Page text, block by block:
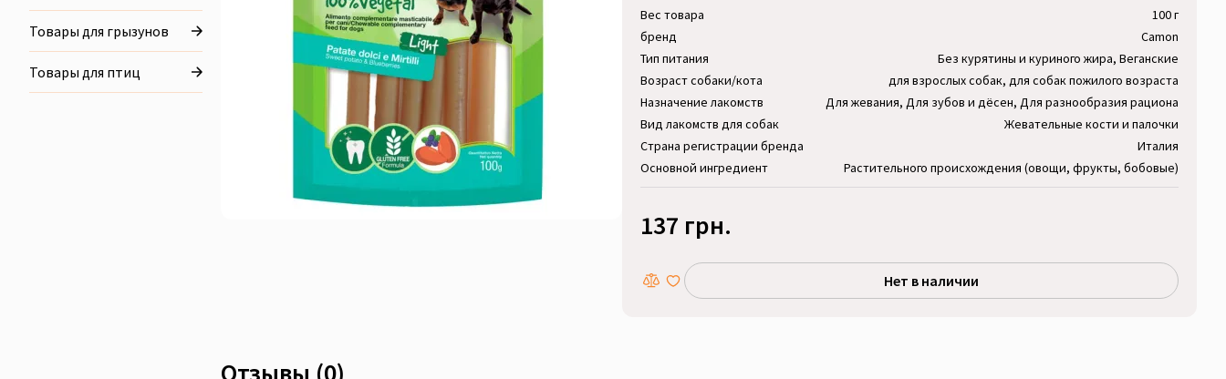
Товары для грызунов
Товары для птиц
Вес товара
100 г
бренд
Camon
Тип питания
Без курятины и куриного жира, Веганские
Возраст собаки/кота
для взрослых собак, для собак пожилого возраста
Назначение лакомств
Для жевания, Для зубов и дёсен, Для разнообразия рациона
Вид лакомств для собак
Жевательные кости и палочки
Страна регистрации бренда
Италия
Основной ингредиент
Растительного происхождения (овощи, фрукты, бобовые)
137 грн.
Нет в наличии